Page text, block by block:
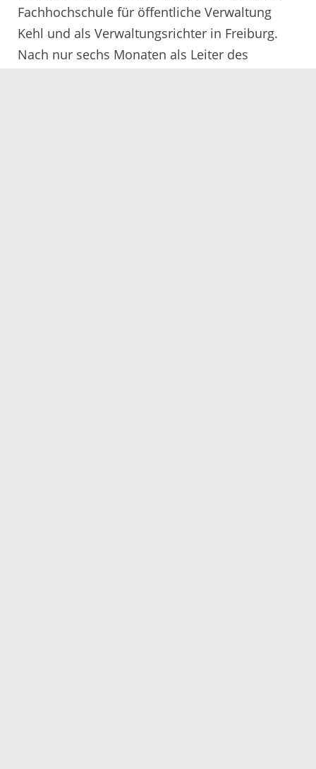
Fachhochschule für öffentliche Verwaltung
Kehl und als Verwaltungsrichter in Freiburg.
Nach nur sechs Monaten als Leiter des